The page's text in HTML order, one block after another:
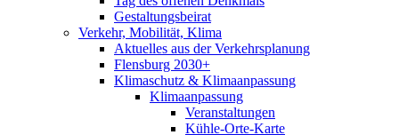
Gestaltungsbeirat
Verkehr, Mobilität, Klima
Aktuelles aus der Verkehrsplanung
Flensburg 2030+
Klimaschutz & Klimaanpassung
Klimaanpassung
Veranstaltungen
Kühle-Orte-Karte